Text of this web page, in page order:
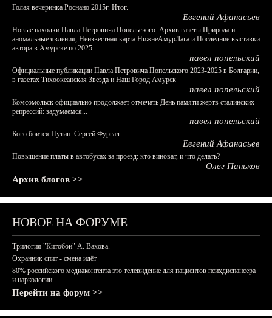
Голая вечеринка Роснано 2015г. Итог.
Евгений Афанасьев
Новые находки Павла Петровича Попельского: Архив газеты Природа и
аномальные явления, Неизвестная карта НижнеАмурЛага и Последние выставки
автора в Амурске по 2025
павел попельский
Официальные публикации Павла Петровича Попельского 2023-2025 в Болгарии,
в газетах Тихоокеанская Звезда и Наш Город Амурск
павел попельский
Комсомольск официально продолжает отмечать День памяти жертв сталинских
репрессий: задумаемся...
павел попельский
Кого боится Путин: Сергей Фургал
Евгений Афанасьев
Повышение платы в автобусах за проезд: кто виноват, и что делать?
Олег Паньков
Архив блогов >>
НОВОЕ НА ФОРУМЕ
Трилогия "Китобои" А. Вахова.
Охранник спит - смена идёт
80% российского медиаконтента это телевидение для пациентов психдиспансера
и наркологии.
Перейти на форум >>